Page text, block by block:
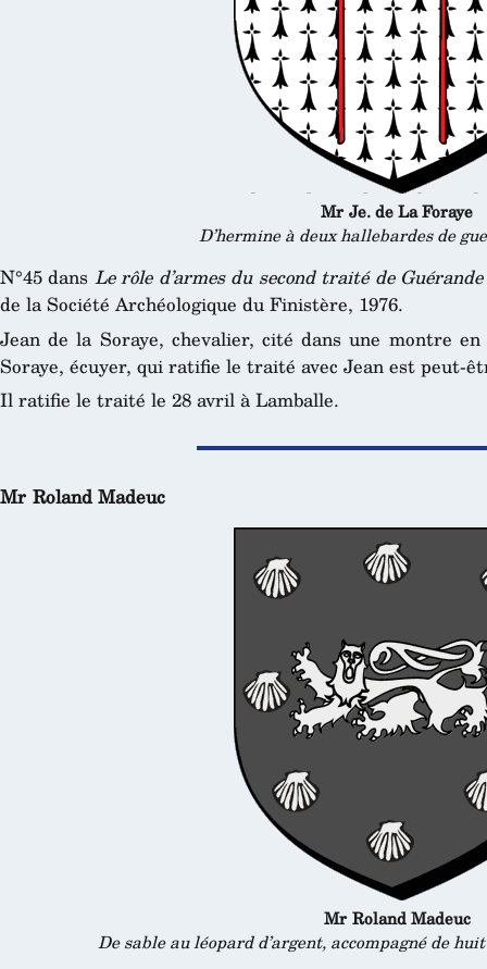
Mr Je. de La Foraye
D’hermine à deux hallebardes de
N°45 dans Le rôle d’armes du second traité de
de la Société Archéologique du Finistère, 1976.
Jean de la Soraye, chevalier, cité dans une montre
Soraye, écuyer, qui ratifie le traité avec Jean est peut-
Il ratifie le traité le 28 avril à Lamballe.
Mr Roland Madeuc
Mr Roland Madeuc
De sable au léopard d’argent, accompagné de